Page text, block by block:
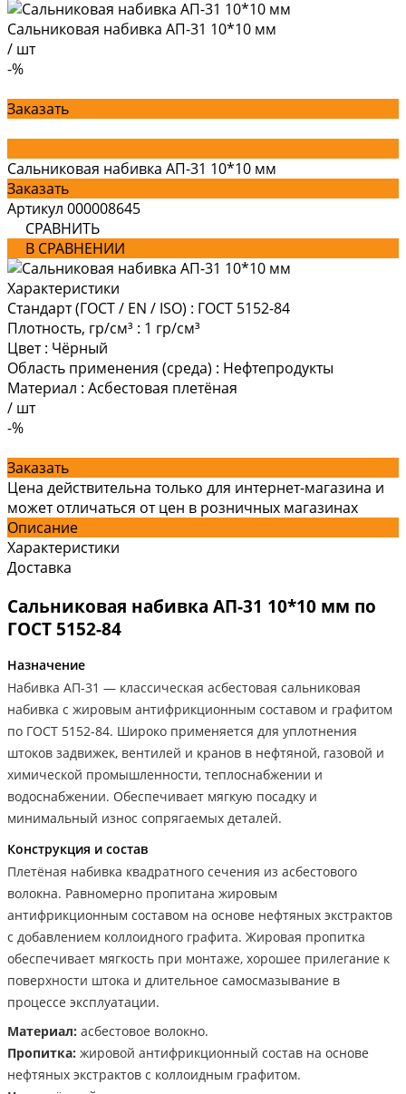
Сальниковая набивка АП-31 10*10 мм
/ шт
-%
Заказать
Сальниковая набивка АП-31 10*10 мм
Заказать
Артикул 000008645
СРАВНИТЬ
В СРАВНЕНИИ
Характеристики
Стандарт (ГОСТ / EN / ISO) : ГОСТ 5152-84
Плотность, гр/см³ : 1 гр/см³
Цвет : Чёрный
Область применения (среда) : Нефтепродукты
Материал : Асбестовая плетёная
/ шт
-%
Заказать
Цена действительна только для интернет-магазина и
может отличаться от цен в розничных магазинах
Описание
Характеристики
Доставка
Сальниковая набивка АП-31 10*10 мм по
ГОСТ 5152-84
Назначение
Набивка АП-31 — классическая асбестовая сальниковая
набивка с жировым антифрикционным составом и графитом
по ГОСТ 5152-84. Широко применяется для уплотнения
штоков задвижек, вентилей и кранов в нефтяной, газовой и
химической промышленности, теплоснабжении и
водоснабжении. Обеспечивает мягкую посадку и
минимальный износ сопрягаемых деталей.
Конструкция и состав
Плетёная набивка квадратного сечения из асбестового
волокна. Равномерно пропитана жировым
антифрикционным составом на основе нефтяных экстрактов
с добавлением коллоидного графита. Жировая пропитка
обеспечивает мягкость при монтаже, хорошее прилегание к
поверхности штока и длительное самосмазывание в
процессе эксплуатации.
Материал: асбестовое волокно.
Пропитка: жировой антифрикционный состав на основе
нефтяных экстрактов с коллоидным графитом.